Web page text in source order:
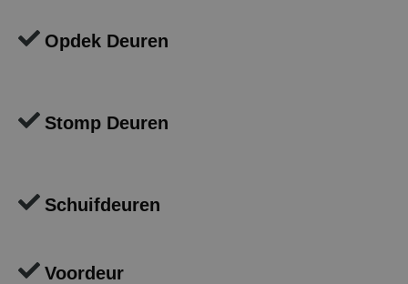
Opdek Deuren
Stomp Deuren
Schuifdeuren
Voordeur